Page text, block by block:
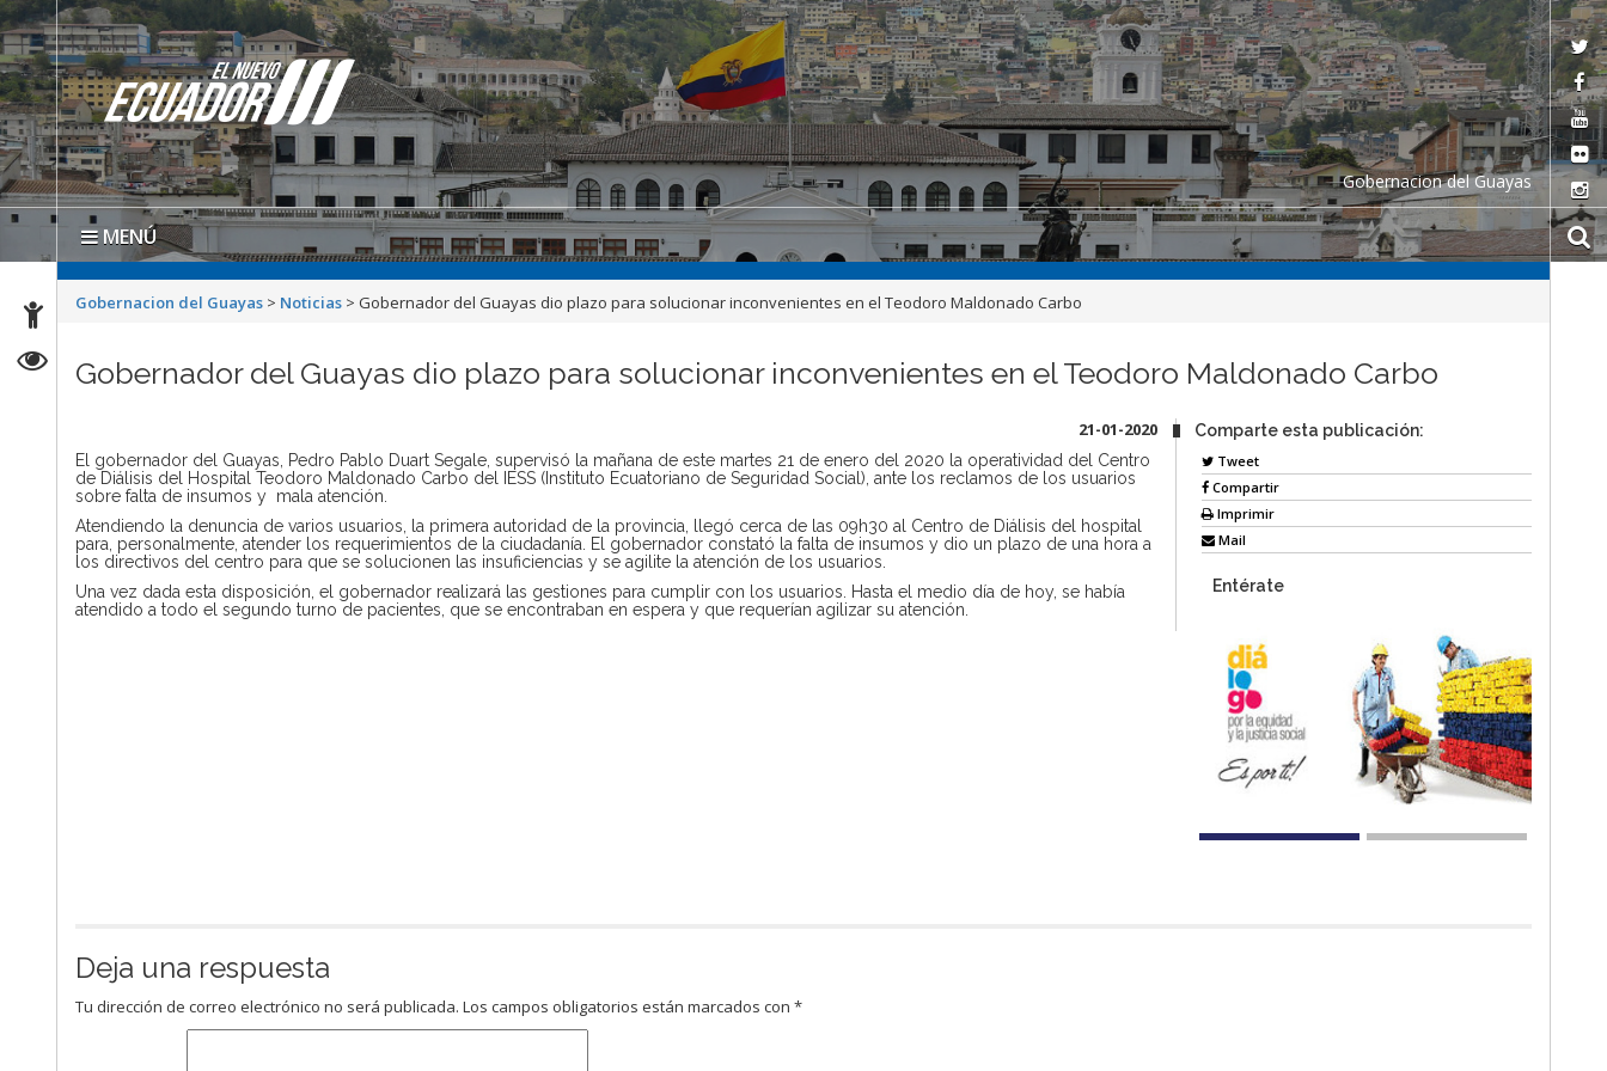
Gobernacion del Guayas
MENÚ
Gobernacion del Guayas > Noticias > Gobernador del Guayas dio plazo para solucionar inconvenientes en el Teodoro Maldonado Carbo
Gobernador del Guayas dio plazo para solucionar inconvenientes en el Teodoro Maldonado Carbo
21-01-2020
El gobernador del Guayas, Pedro Pablo Duart Segale, supervisó la mañana de este martes 21 de enero del 2020 la operatividad del Centro
de Diálisis del Hospital Teodoro Maldonado Carbo del IESS (Instituto Ecuatoriano de Seguridad Social), ante los reclamos de los usuarios
sobre falta de insumos y mala atención.
Atendiendo la denuncia de varios usuarios, la primera autoridad de la provincia, llegó cerca de las 09h30 al Centro de Diálisis del hospital
para, personalmente, atender los requerimientos de la ciudadanía. El gobernador constató la falta de insumos y dio un plazo de una hora a
los directivos del centro para que se solucionen las insuficiencias y se agilite la atención de los usuarios.
Una vez dada esta disposición, el gobernador realizará las gestiones para cumplir con los usuarios. Hasta el medio día de hoy, se había
atendido a todo el segundo turno de pacientes, que se encontraban en espera y que requerían agilizar su atención.
Comparte esta publicación:
Tweet
Compartir
Imprimir
Mail
Entérate
Deja una respuesta
Tu dirección de correo electrónico no será publicada. Los campos obligatorios están marcados con*